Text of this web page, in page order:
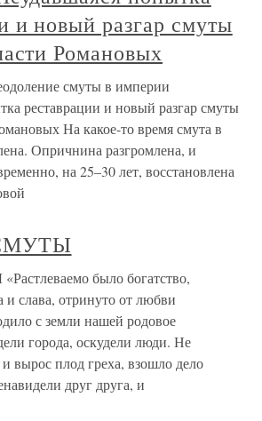
и новый разгар смуты
Романовых
смуты в империи
реставрации и новый разгар смуты
На какое-то время смута в
Опричнина разгромлена, и
на 25–30 лет, восстановлена
было богатство,
и слава, отринуто от любви
с земли нашей родовое
города, оскудели люди. Не
и вырос плод греха, взошло дело
друг друга, и